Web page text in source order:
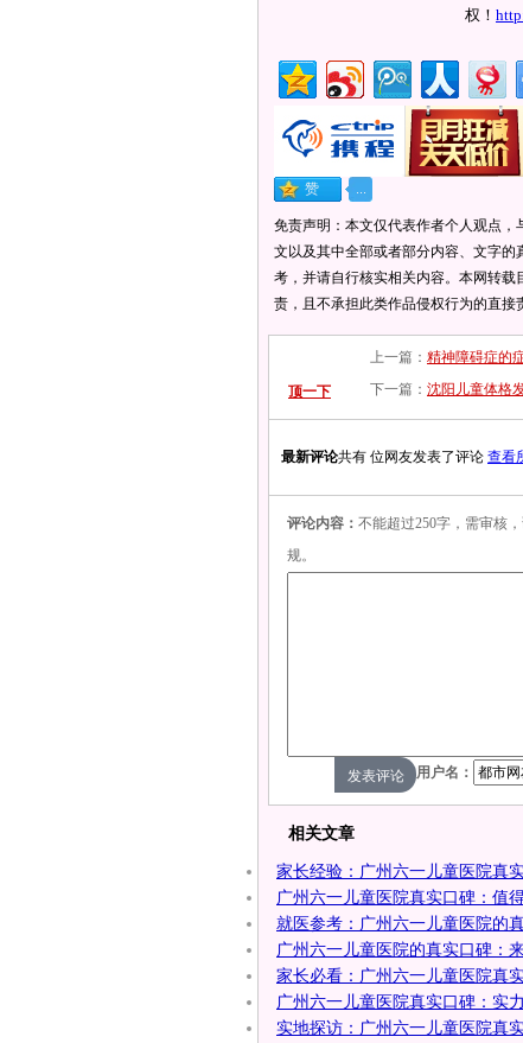
权！
免责声明：本文仅代表作者个人观点
文以及其中全部或者部分内容、文字
考，并请自行核实相关内容。本网转
责，且不承担此类作品侵权行为的直接
顶一下
上一篇： 精神障碍症的
下一篇： 沈阳儿童体格
最新评论共有 位网友发表了评论 查看
评论内容： 不能超过250字，需审核
规。
用户名：
相关文章
家长经验：广州六一儿童医院真
广州六一儿童医院真实口碑：值
就医参考：广州六一儿童医院的
广州六一儿童医院的真实口碑：
家长必看：广州六一儿童医院真
广州六一儿童医院真实口碑：实力
实地探访：广州六一儿童医院真